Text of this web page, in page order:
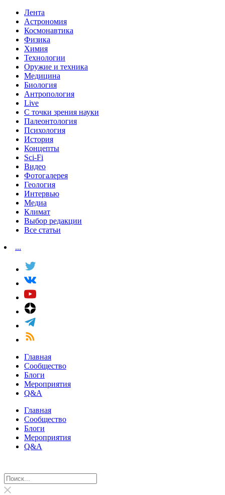
Лента
Астрономия
Космонавтика
Физика
Химия
Технологии
Оружие и техника
Медицина
Биология
Антропология
Live
С точки зрения науки
Палеонтология
Психология
История
Концепты
Sci-Fi
Видео
Фотогалерея
Геология
Интервью
Медиа
Климат
Выбор редакции
Все статьи
...
Главная
Сообщество
Блоги
Мероприятия
Q&A
Главная
Сообщество
Блоги
Мероприятия
Q&A